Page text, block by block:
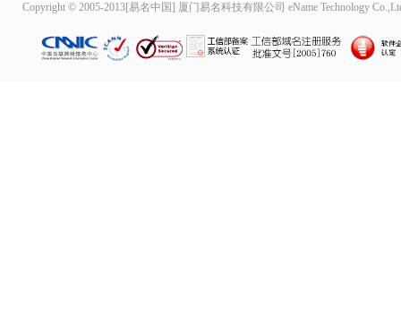
游客gOa9f：
Copyright © 2005-2013[易名中国] 厦门易名科技有限公司 eName Technology